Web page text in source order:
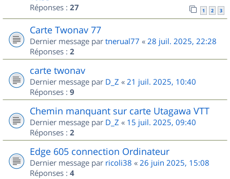
Réponses : 27 1 2 3
Carte Twonav 77
Dernier message par tnerual77 « 28 juil. 2025, 22:28
Réponses : 2
carte twonav
Dernier message par D_Z « 21 juil. 2025, 10:40
Réponses : 9
Chemin manquant sur carte Utagawa VTT
Dernier message par D_Z « 15 juil. 2025, 09:40
Réponses : 2
Edge 605 connection Ordinateur
Dernier message par ricoli38 « 26 juin 2025, 15:08
Réponses : 4